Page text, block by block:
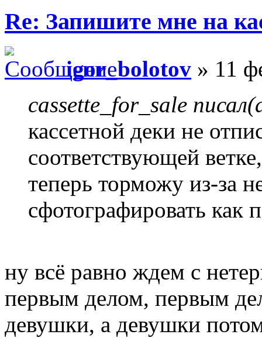
Re: Запишите мне на
igor_bolotov » 11
cassette_for_sale
кассетной деки не
соответствующей
теперь торможу из-за
сфотографировать как
ну всё равно ждем с
первым делом, первым
девушки, а девушки